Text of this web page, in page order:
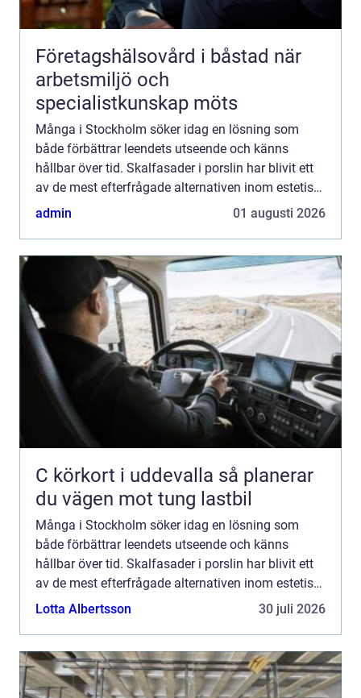
Företagshälsovård i båstad när
arbetsmiljö och
specialistkunskap möts
Många i Stockholm söker idag en lösning som
både förbättrar leendets utseende och känns
hållbar över tid. Skalfasader i porslin har blivit ett
av de mest efterfrågade alternativen inom estetisk
ta...
admin 01 augusti 2026
C körkort i uddevalla så planerar
du vägen mot tung lastbil
Många i Stockholm söker idag en lösning som
både förbättrar leendets utseende och känns
hållbar över tid. Skalfasader i porslin har blivit ett
av de mest efterfrågade alternativen inom estetisk
ta...
Lotta Albertsson 30 juli 2026